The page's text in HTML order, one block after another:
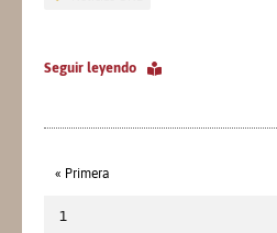
Seguir leyendo
« Primera